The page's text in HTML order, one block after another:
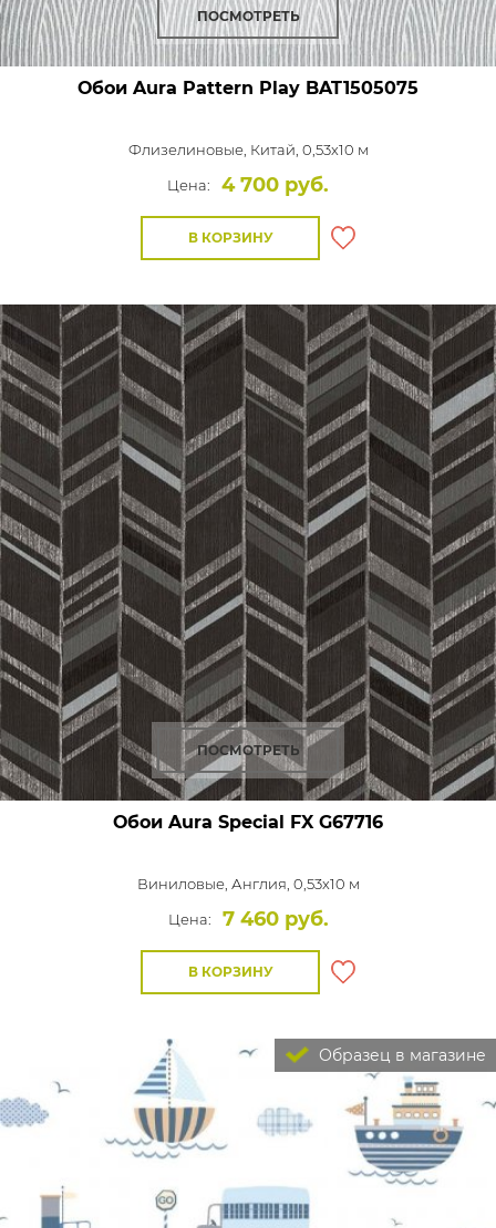
ПОСМОТРЕТЬ
Обои Aura Pattern Play BAT1505075
Флизелиновые, Китай, 0,53x10 м
Цена:
4 700 руб.
В КОРЗИНУ
ПОСМОТРЕТЬ
Обои Aura Special FXG67716
Виниловые, Англия, 0,53x10 м
Цена:
7 460 руб.
В КОРЗИНУ
Образец в магазине